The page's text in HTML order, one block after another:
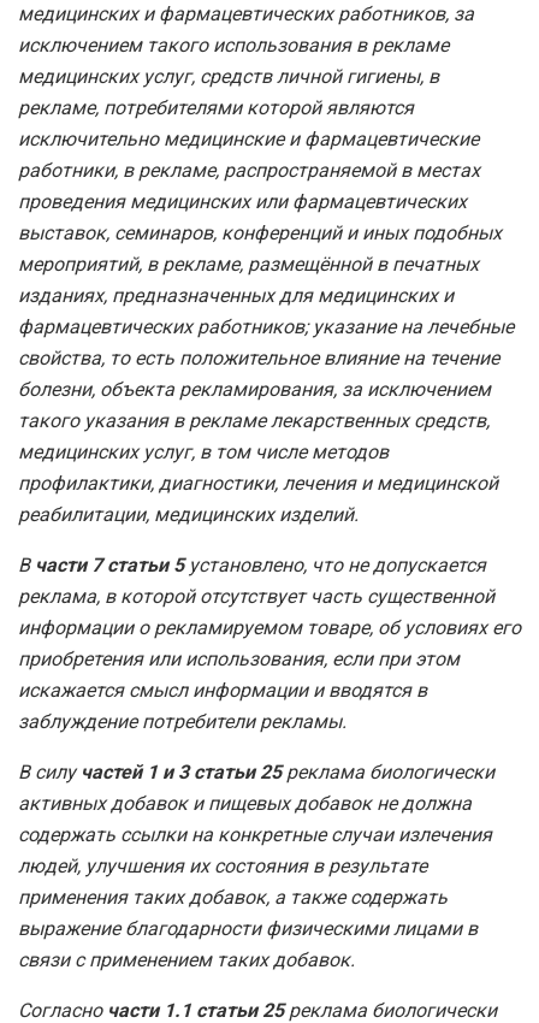
медицинских и фармацевтических работников, за
исключением такого использования в рекламе
медицинских услуг, средств личной гигиены, в
рекламе, потребителями которой являются
исключительно медицинские и фармацевтические
работники, в рекламе, распространяемой в местах
проведения медицинских или фармацевтических
выставок, семинаров, конференций и иных подобных
мероприятий, в рекламе, размещённой в печатных
изданиях, предназначенных для медицинских и
фармацевтических работников; указание на лечебные
свойства, то есть положительное влияние на течение
болезни, объекта рекламирования, за исключением
такого указания в рекламе лекарственных средств,
медицинских услуг, в том числе методов
профилактики, диагностики, лечения и медицинской
реабилитации, медицинских изделий.
В части 7 статьи 5установлено, что не допускается
реклама, в которой отсутствует часть существенной
информации о рекламируемом товаре, об условиях его
приобретения или использования, если при этом
искажается смысл информации и вводятся в
заблуждение потребители рекламы.
В силу частей 1 и 3 статьи 25реклама биологически
активных добавок и пищевых добавок не должна
содержать ссылки на конкретные случаи излечения
людей, улучшения их состояния в результате
применения таких добавок, а также содержать
выражение благодарности физическими лицами в
связи с применением таких добавок.
Согласно части 1.1 статьи 25реклама биологически